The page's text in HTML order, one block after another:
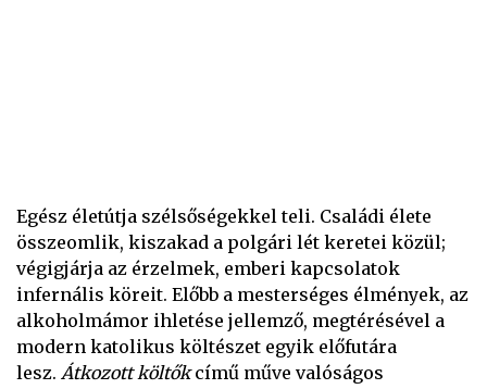
Egész életútja szélsőségekkel teli. Családi élete
összeomlik, kiszakad a polgári lét keretei közül;
végigjárja az érzelmek, emberi kapcsolatok
infernális köreit. Előbb a mesterséges élmények, az
alkoholmámor ihletése jellemző, megtérésével a
modern katolikus költészet egyik előfutára
lesz. Átkozott költők című műve valóságos